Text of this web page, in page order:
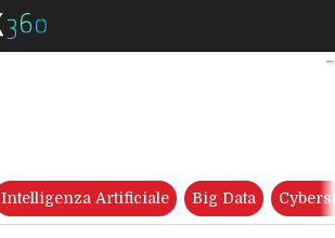
Cybersecurity, Urciuoli: “Il
Intelligenza Artificiale Big Data